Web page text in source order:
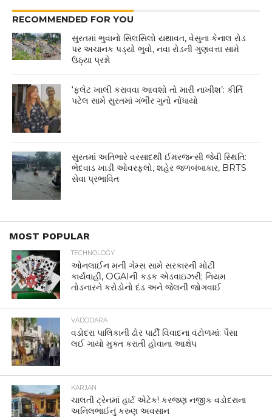
RECOMMENDED FOR YOU
સુરતમાં ભુવાનો સિલસિલો યથાવત, વેસુના કેનાલ રોડ
પર અચાનક પડ્યો ભુવો, નવા રોડની ગુણવત્તા સામે
ઉઠ્યા પ્રશ્નો
‘ફ્લેટ ખાલી કરાવવા આવશો તો મારી નાખીશ’: કીર્તિ
પટેલ સામે સુરતમાં ગંભીર ગુનો નોંધાયો
સુરતમાં અતિભારે વરસાદથી ઈમરજન્સી જેવી સ્થિતિ:
ભેદવાડ ખાડી ઓવરફ્લો, શહેર જળબંબાકાર, BRTS
સેવા પ્રભાવિત
MOST POPULAR
TECHNOLOGY
ઓનલાઈન મની ગેમ્સ સામે સરકારની મોટી
કાર્યવાહી, OGAIની કડક એડવાઇઝરી; નિયમ
તોડનારને કરોડોનો દંડ અને જેલની જોગવાઈ
VADODARA
વડોદરા પાલિકાની ઢોર પાર્ટી વિવાદના વંટોળમાં: પૈસા
લઈ ગાયો મુક્ત કરાતી હોવાના આક્ષેપ
KARJAN
ચાલતી ટ્રેનમાં હાર્ટ એટેક! કરજણ નજીક વડોદરાના
અનિલભાઈનું કરુણ અવસાન